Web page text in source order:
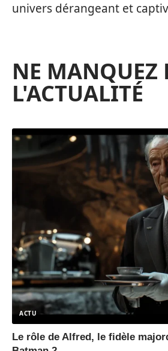
univers dérangeant et
NE MANQUEZ
L'ACTUALITÉ
ACTU
Le rôle de Alfred, le fidèle